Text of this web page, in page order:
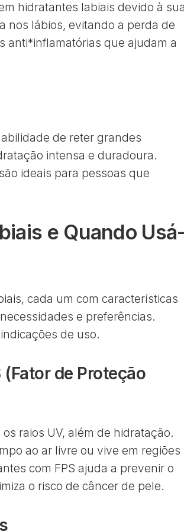
hidratantes labiais devido à
nos lábios, evitando a perda de
anti*inflamatórias que ajudam a
de reter grandes
intensa e duradoura.
ideais para pessoas que
e Quando
cada um com características
e preferências.
de uso.
de Proteção
raios UV, além de hidratação.
ao ar livre ou vive em regiões
com FPS ajuda a prevenir o
o risco de câncer de pele.